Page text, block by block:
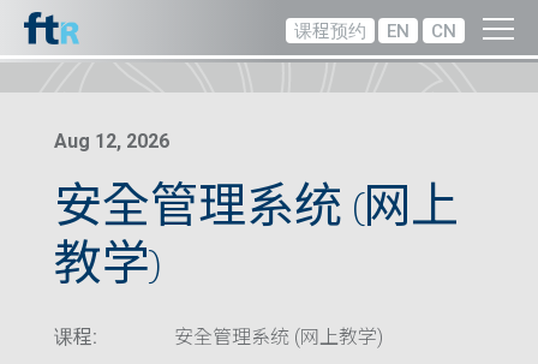
课程预约 EN CN
Aug 12, 2026
安全管理系统 (网上
教学)
课程:
安全管理系统 (网上教学)